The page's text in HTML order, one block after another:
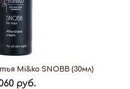
Mi&ko SNOBВ (30мл)
руб.